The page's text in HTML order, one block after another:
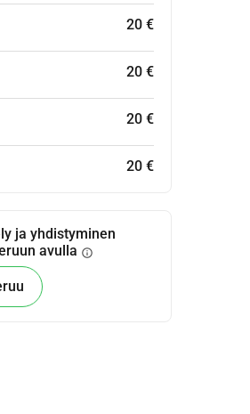
20 €
20 €
20 €
20 €
ja yhdistyminen
avulla info